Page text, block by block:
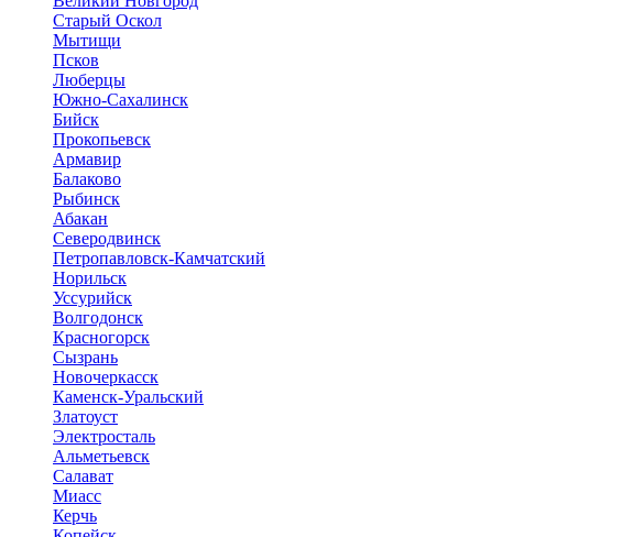
Старый Оскол
Мытищи
Псков
Люберцы
Южно-Сахалинск
Бийск
Прокопьевск
Армавир
Балаково
Рыбинск
Абакан
Северодвинск
Петропавловск-Камчатский
Норильск
Уссурийск
Волгодонск
Красногорск
Сызрань
Новочеркасск
Каменск-Уральский
Златоуст
Электросталь
Альметьевск
Салават
Миасс
Керчь